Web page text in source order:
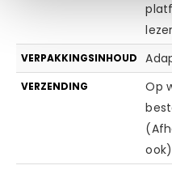
lezer
VERPAKKINGSINHOUD
VERZENDING
Op